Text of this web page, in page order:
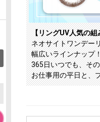
【リングUV人気の組
ネオサイトワンデー
幅広いラインナップ
365日いつでも、そ
お仕事用の平日と、